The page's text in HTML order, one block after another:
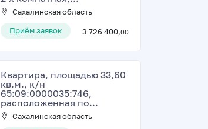
Сахалинская область
Приём заявок
3 726 400,00
Квартира, площадью 33,60
кв.м., к/н
65:09:0000035:746,
расположенная по...
Сахалинская область